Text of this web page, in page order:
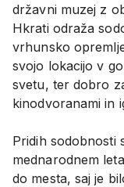
državni muzej z
Hkrati odraža
vrhunsko
svojo lokacijo v
svetu, ter dobro
kinodvoranami in
Pridih sodobnosti
mednarodnem
do mesta, saj je